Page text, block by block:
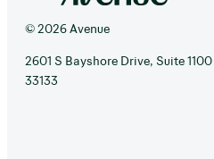
© 2026 Avenue
2601 S Bayshore Drive, Suite
33133